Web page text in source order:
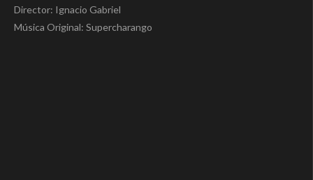
Director: Ignacio Gabriel
Música Original: Supercharango